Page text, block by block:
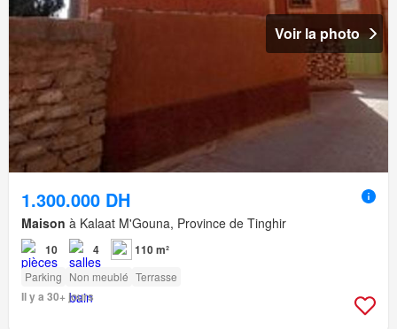
Voir la photo
1.300.000 DH
Maison à Kalaat M'Gouna, Province de Tinghir
10 4 110 m²
Parking Non meublé Terrasse
Il y a 30+ jours